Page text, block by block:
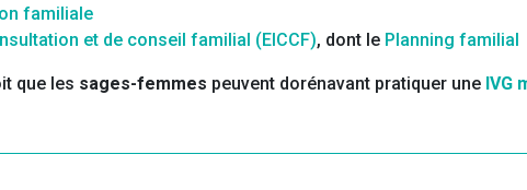
familiale
et de conseil familial (EICCF), dont le Planning familial
que les sages-femmes peuvent dorénavant pratiquer une IVG